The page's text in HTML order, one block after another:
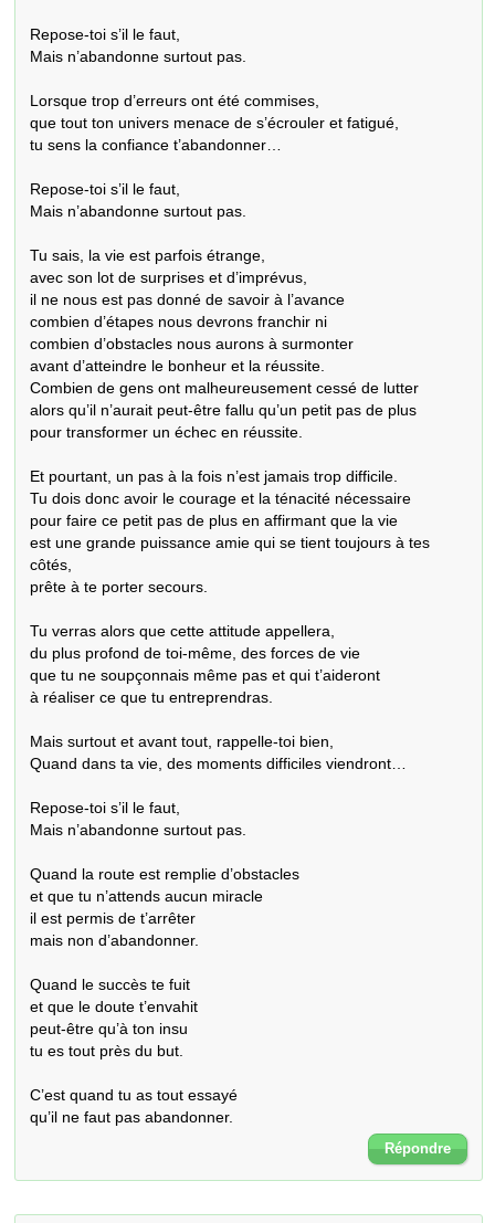
Repose-toi s’il le faut,
Mais n’abandonne surtout pas.
Lorsque trop d’erreurs ont été commises,
que tout ton univers menace de s’écrouler et fatigué,
tu sens la confiance t’abandonner…
Repose-toi s’il le faut,
Mais n’abandonne surtout pas.
Tu sais, la vie est parfois étrange,
avec son lot de surprises et d’imprévus,
il ne nous est pas donné de savoir à l’avance
combien d’étapes nous devrons franchir ni
combien d’obstacles nous aurons à surmonter
avant d’atteindre le bonheur et la réussite.
Combien de gens ont malheureusement cessé de lutter
alors qu’il n’aurait peut-être fallu qu’un petit pas de plus
pour transformer un échec en réussite.
Et pourtant, un pas à la fois n’est jamais trop difficile.
Tu dois donc avoir le courage et la ténacité nécessaire
pour faire ce petit pas de plus en affirmant que la vie
est une grande puissance amie qui se tient toujours à tes
côtés,
prête à te porter secours.
Tu verras alors que cette attitude appellera,
du plus profond de toi-même, des forces de vie
que tu ne soupçonnais même pas et qui t’aideront
à réaliser ce que tu entreprendras.
Mais surtout et avant tout, rappelle-toi bien,
Quand dans ta vie, des moments difficiles viendront…
Repose-toi s’il le faut,
Mais n’abandonne surtout pas.
Quand la route est remplie d’obstacles
et que tu n’attends aucun miracle
il est permis de t’arrêter
mais non d’abandonner.
Quand le succès te fuit
et que le doute t’envahit
peut-être qu’à ton insu
tu es tout près du but.
C’est quand tu as tout essayé
qu’il ne faut pas abandonner.
Répondre